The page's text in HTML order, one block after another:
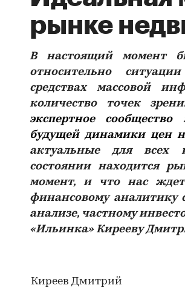
рынке
В настоящий момент
относительно
средствах массовой
количество точек
экспертное сообщество
будущей динамики цен
актуальные для всех
состоянии находится
момент, и что нас
финансовому аналитику
анализе, частному
«Ильинка» Кирееву
Киреев Дмитрий